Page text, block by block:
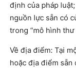
định của pháp
nguồn lực sẵn có
trong “mô hình thư
Về địa điểm: Tại
hoặc địa điểm sẵn